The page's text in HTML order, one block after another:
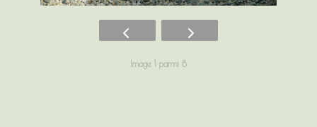
Image 1 parmi 8